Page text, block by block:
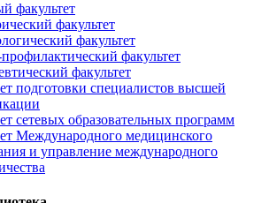
факультет
факультет
факультет
факультет
факультет
подготовки специалистов высшей
сетевых образовательных программ
Международного медицинского
и управление международного